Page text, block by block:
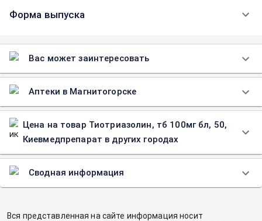
Форма выпуска
Вас может заинтересовать
Аптеки в Магнитогорске
Цена на товар Тиотриазолин, тб 100мг бл, 50,
Киевмедпрепарат в других городах
Сводная информация
Вся представленная на сайте информация носит